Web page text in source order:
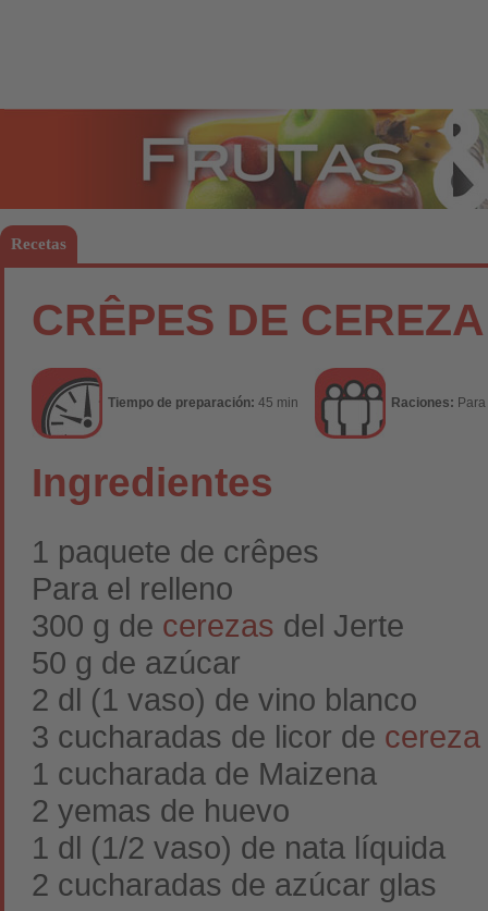
Recetas
CRÊPES DE CEREZA
Tiempo de preparación: 45 min Raciones:
Ingredientes
1 paquete de crêpes
Para el relleno
300 g de cerezas del Jerte
50 g de azúcar
2 dl (1 vaso) de vino blanco
3 cucharadas de licor de cereza
1 cucharada de Maizena
2 yemas de huevo
1 dl (1/2 vaso) de nata líquida
2 cucharadas de azúcar glas